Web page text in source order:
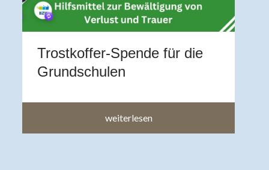
Trostkoffer-Spende für die
Grundschulen
weiterlesen